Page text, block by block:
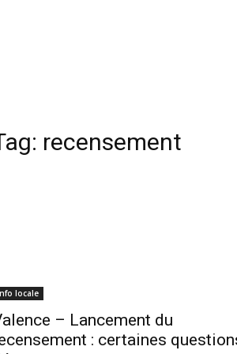
recensement
locale
– Lancement du
: certaines